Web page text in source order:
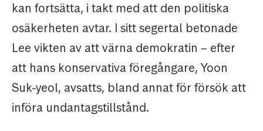
kan fortsätta, i takt med att den politiska
osäkerheten avtar. I sitt segertal betonade
Lee vikten av att värna demokratin – efter
att hans konservativa föregångare, Yoon
Suk-yeol, avsatts, bland annat för försök att
införa undantagstillstånd.